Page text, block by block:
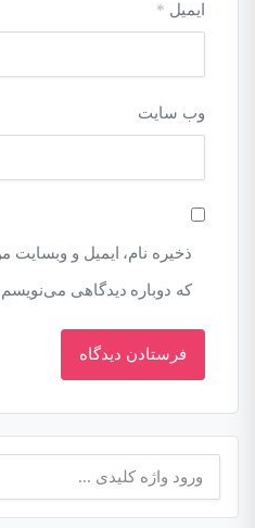
ایمیل *
وب‌ سایت
ذخیره نام، ایمیل و وبسایت
که دوباره دیدگاهی
جستجو